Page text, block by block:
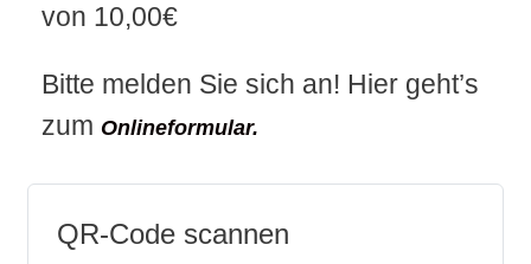
von 10,00€
Bitte melden Sie sich an! Hier geht’s
zum Onlineformular.
QR-Code scannen